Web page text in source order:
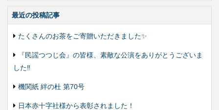
最近の投稿記事
たくさんのお茶をご寄贈いただきました✨
『民謡つつじ会』の皆様、素敵な公演をありがとうございま
した‼️
機関紙 絆の杜 第70号
日本赤十字社様から表彰されました！